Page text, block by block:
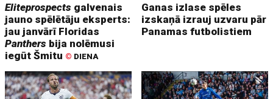
Eliteprospects galvenais
jauno spēlētāju eksperts:
jau janvārī Floridas
Panthers bija nolēmusi
iegūt Šmitu © DIENA
Ganas izlase spēles
izskaņā izrauj uzvaru pār
Panamas futbolistiem